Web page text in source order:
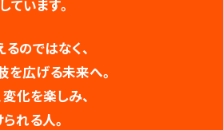
ています。
のではなく、
広げる未来へ。
化を楽しみ、
れる人。